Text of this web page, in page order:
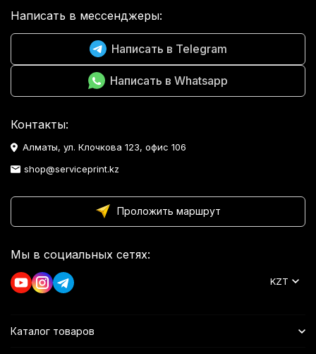
Написать в мессенджеры:
Написать в Telegram
Написать в Whatsapp
Контакты:
Алматы, ул. Клочкова 123, офис 106
shop@serviceprint.kz
Проложить маршрут
Мы в социальных сетях:
KZT
Каталог товаров